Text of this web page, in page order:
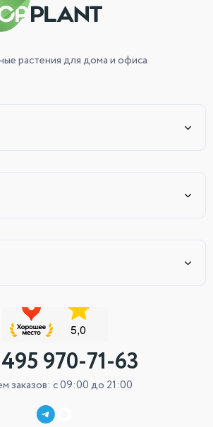
растениядля дома и офиса
970-71-63
заказов: с 09:00 до 21:00